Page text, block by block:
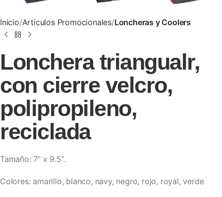
Inicio Articulos Promocionales Loncheras y Coolers
Lonchera triangualr,
con cierre velcro,
polipropileno,
reciclada
Tamaño: 7” x 9.5”.
Colores: amarillo, blanco, navy, negro, rojo, royal, verde